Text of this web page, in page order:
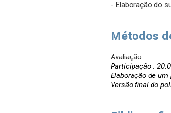
- Elaboração do
Métodos
Avaliação
Participação :
Elaboração de
Versão final do